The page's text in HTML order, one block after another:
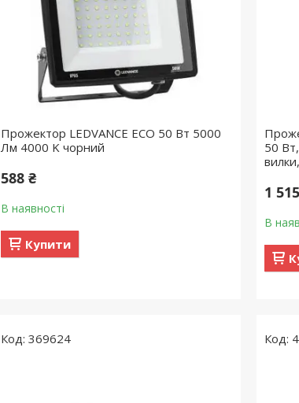
Прожектор LEDVANCE ECO 50 Вт 5000
Лм 4000 K чорний
588 ₴
В наявності
Купити
50
1
В
369624